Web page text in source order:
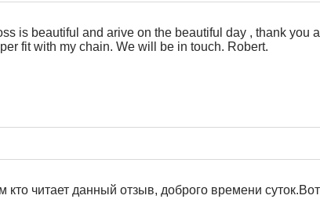
is beautiful and arive on the beautiful day , thank you a
fit with my chain. We will be in touch. Robert.
кто читает данный отзыв, доброго времени